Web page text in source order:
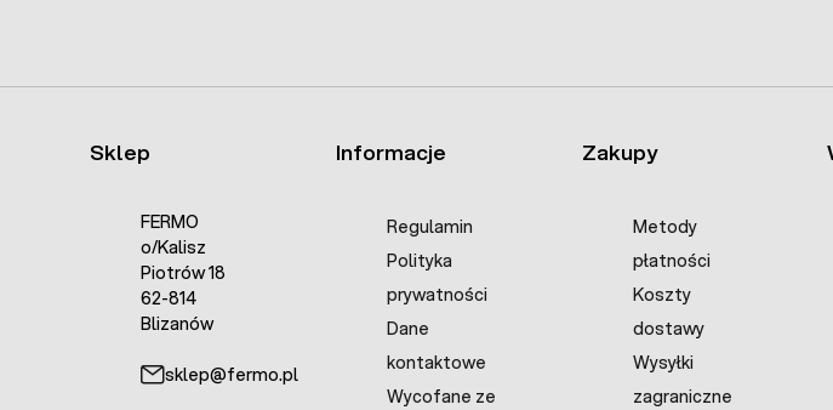
Sklep
FERMO
o/Kalisz
Piotrów 18
62-814
Blizanów
sklep@fermo.pl
Informacje
Regulamin
Polityka
prywatności
Dane
kontaktowe
Wycofane ze
Zakupy
Metody
płatności
Koszty
dostawy
Wysyłki
zagraniczne